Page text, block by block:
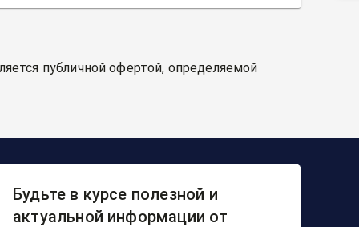
публичной офертой, определяемой
Будьте в курсе полезной и
актуальной информации от